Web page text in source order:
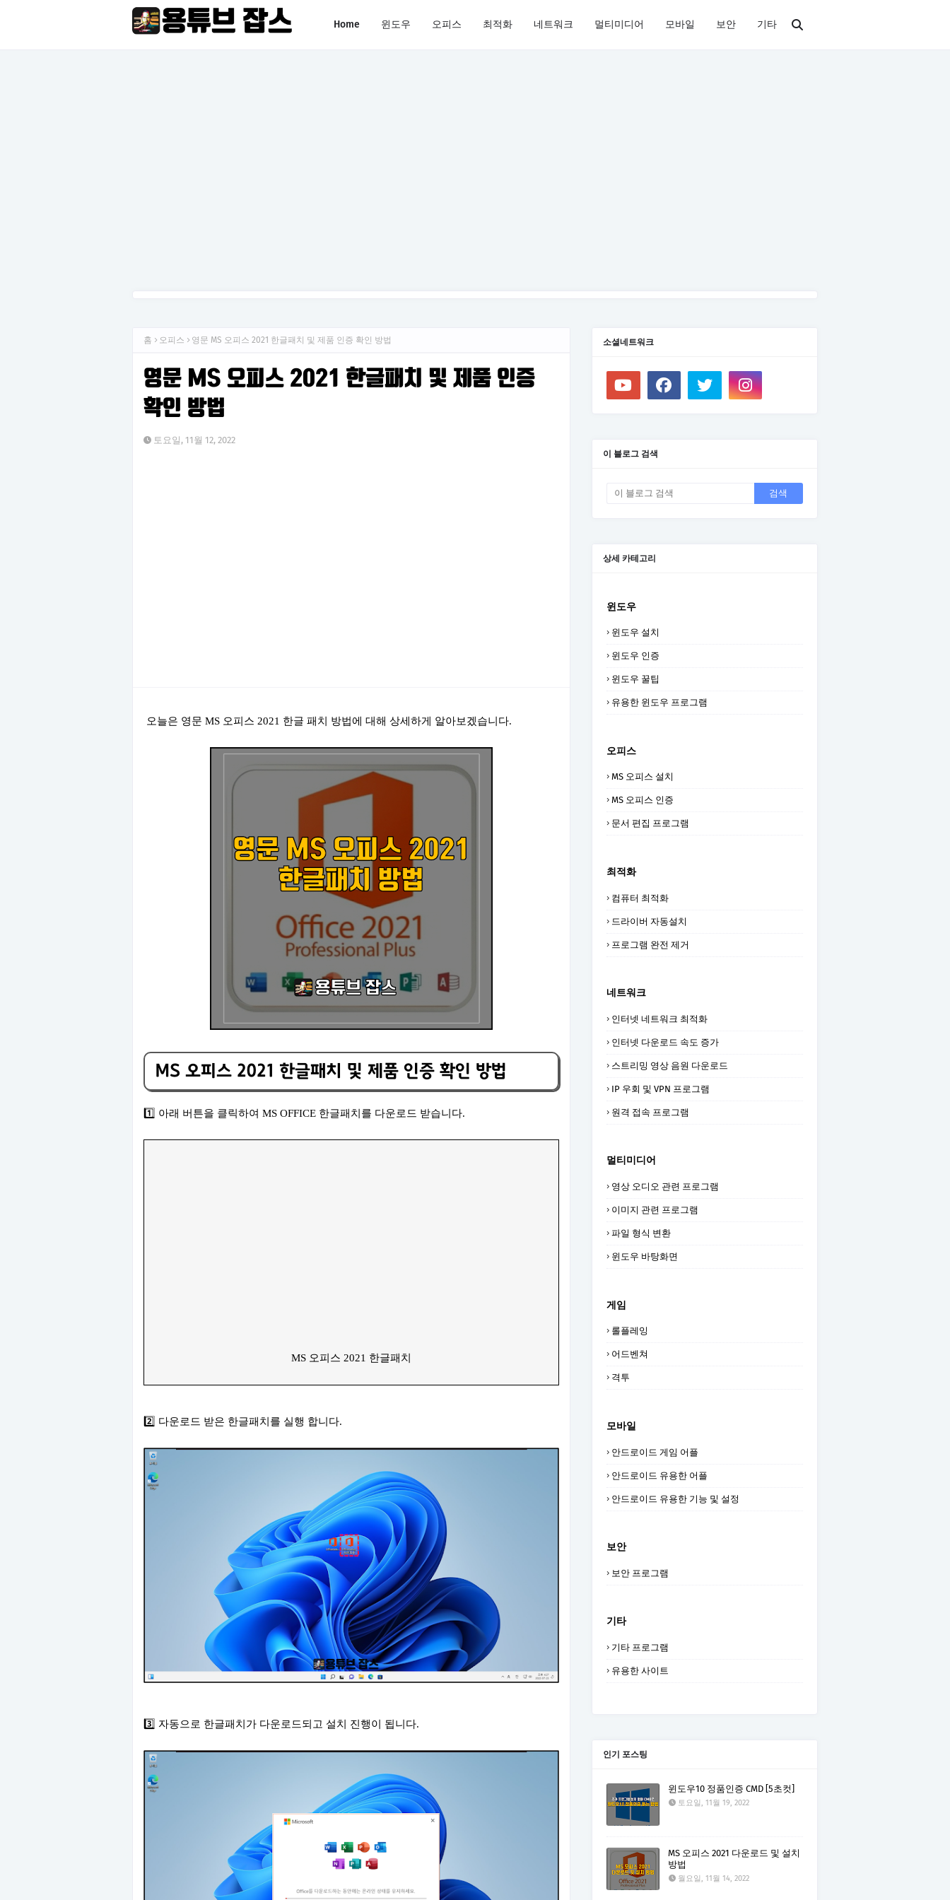
Home 윈도우 오피스 최적화 네트워크 멀티미디어 모바일 보안 기타
홈 오피스 영문 MS 오피스 2021 한글패치 및 제품 인증 확인 방법
영문 MS 오피스 2021 한글패치 및 제품 인증
확인 방법
토요일, 11월 12, 2022
오늘은 영문 MS 오피스 2021 한글 패치 방법에 대해 상세하게 알아보겠습니다.
MS 오피스 2021 한글패치 및 제품 인증 확인 방법
1️⃣ 아래 버튼을 클릭하여 MS OFFICE 한글패치를 다운로드 받습니다.
MS 오피스 2021 한글패치
2️⃣ 다운로드 받은 한글패치를 실행 합니다.
3️⃣ 자동으로 한글패치가 다운로드되고 설치 진행이 됩니다.
소셜네트워크
이 블로그 검색
상세 카테고리
윈도우
윈도우 설치
윈도우 인증
윈도우 꿀팁
유용한 윈도우 프로그램
오피스
MS 오피스 설치
MS 오피스 인증
문서 편집 프로그램
최적화
컴퓨터 최적화
드라이버 자동설치
프로그램 완전 제거
네트워크
인터넷 네트워크 최적화
인터넷 다운로드 속도 증가
스트리밍 영상 음원 다운로드
IP 우회 및 VPN 프로그램
원격 접속 프로그램
멀티미디어
영상 오디오 관련 프로그램
이미지 관련 프로그램
파일 형식 변환
윈도우 바탕화면
게임
롤플레잉
어드벤쳐
격투
모바일
안드로이드 게임 어플
안드로이드 유용한 어플
안드로이드 유용한 기능 및 설정
보안
보안 프로그램
기타
기타 프로그램
유용한 사이트
인기 포스팅
윈도우10 정품인증 CMD [5초컷]
토요일, 11월 19, 2022
MS 오피스 2021 다운로드 및 설치
방법
월요일, 11월 14, 2022